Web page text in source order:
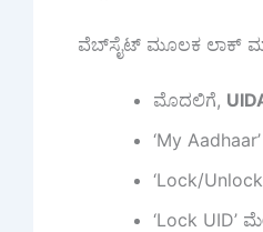
ವೆಬ್‌ಸೈಟ್ ಮೂಲಕ ಲಾಕ್
ಮೊದಲಿಗೆ,
‘My
‘Lock/
‘Lock UID’